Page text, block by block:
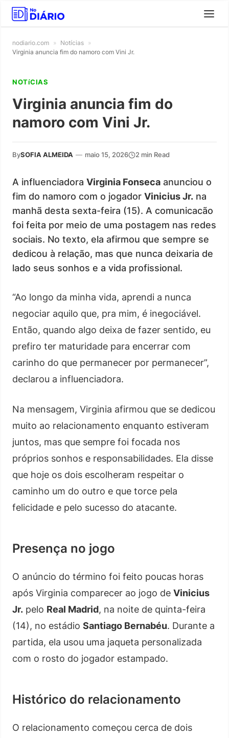
nodiario.com » Notícias »
Virginia anuncia fim do namoro com Vini Jr.
NOTíCIAS
Virginia anuncia fim do
namoro com Vini Jr.
BySOFIA ALMEIDA — maio 15, 2026 2 min Read
A influenciadora Virginia Fonseca anunciou o
fim do namoro com o jogador Vinicius Jr. na
manhã desta sexta-feira (15). A comunicacão
foi feita por meio de uma postagem nas redes
sociais. No texto, ela afirmou que sempre se
dedicou à relação, mas que nunca deixaria de
lado seus sonhos e a vida profissional.
“Ao longo da minha vida, aprendi a nunca
negociar aquilo que, pra mim, é inegociável.
Então, quando algo deixa de fazer sentido, eu
prefiro ter maturidade para encerrar com
carinho do que permanecer por permanecer”,
declarou a influenciadora.
Na mensagem, Virginia afirmou que se dedicou
muito ao relacionamento enquanto estiveram
juntos, mas que sempre foi focada nos
próprios sonhos e responsabilidades. Ela disse
que hoje os dois escolheram respeitar o
caminho um do outro e que torce pela
felicidade e pelo sucesso do atacante.
Presença no jogo
O anúncio do término foi feito poucas horas
após Virginia comparecer ao jogo de Vinicius
Jr. pelo Real Madrid, na noite de quinta-feira
(14), no estádio Santiago Bernabéu. Durante a
partida, ela usou uma jaqueta personalizada
com o rosto do jogador estampado.
Histórico do relacionamento
O relacionamento começou cerca de dois